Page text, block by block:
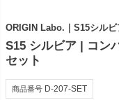
ORIGIN Labo.｜S15シルビ
S15 シルビア | コン
セット
商品番号 D-207-SET